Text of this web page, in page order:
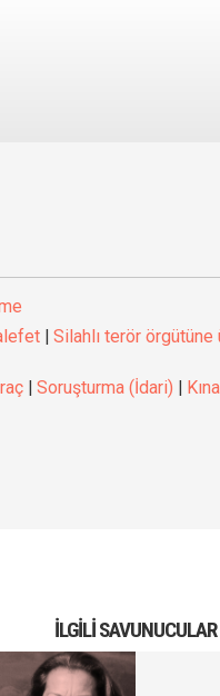
| Silahlı terör
| Soruşturma (İdari) |
İLGILI SAVUNUCULAR